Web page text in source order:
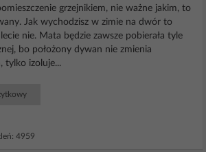
grzejnikiem, nie ważne jakim, to
Jak wychodzisz w zimie na dwór to
nie. Mata będzie zawsze pobierała tyle
bo położony dywan nie zmienia
tylko izoluje...
4959